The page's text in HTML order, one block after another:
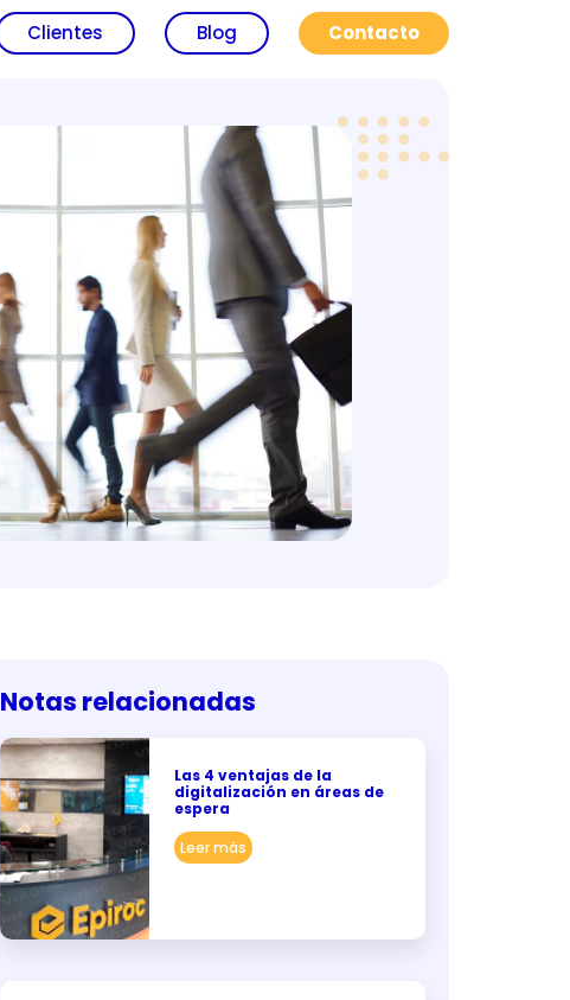
Clientes Blog Contacto
Notas relacionadas
Las 4 ventajas de la
digitalización en áreas de
espera
Leer más